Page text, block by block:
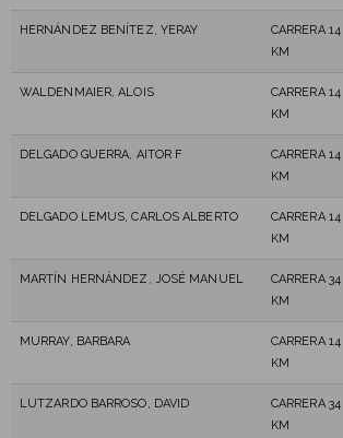
HERNÁNDEZ BENÍTEZ, YERAY
CARRERA 14
KM
WALDENMAIER, ALOIS
CARRERA 14
KM
DELGADO GUERRA, AITOR F
CARRERA 14
KM
DELGADO LEMUS, CARLOS ALBERTO
CARRERA 14
KM
MARTÍN HERNÁNDEZ, JOSÉ MANUEL
CARRERA 34
KM
MURRAY, BARBARA
CARRERA 14
KM
LUTZARDO BARROSO, DAVID
CARRERA 34
KM